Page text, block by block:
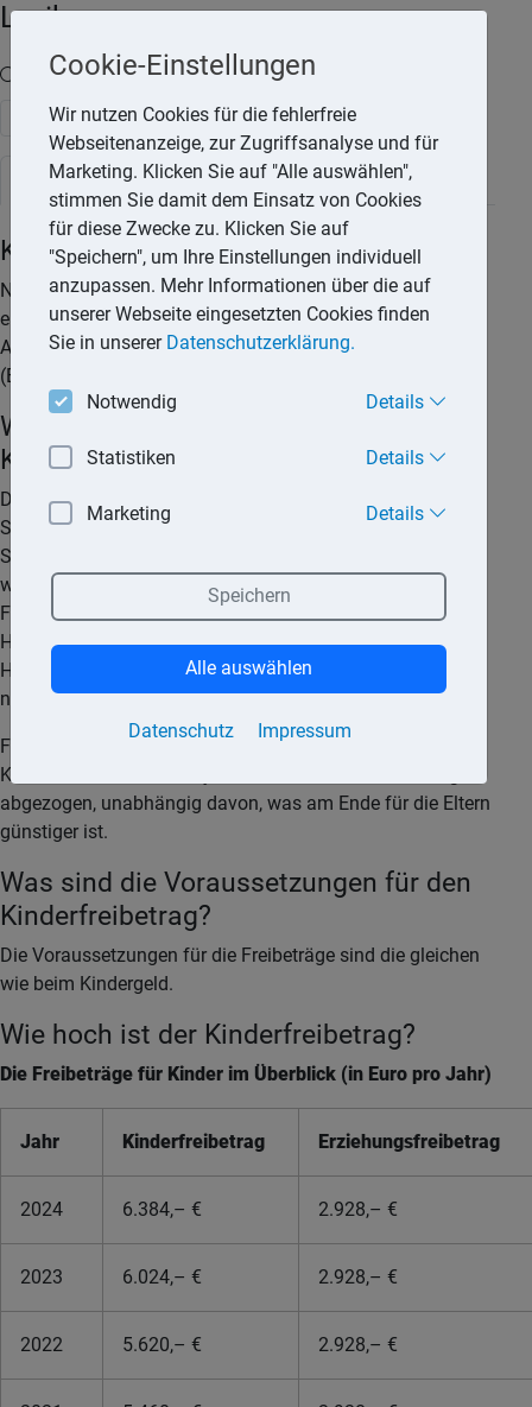
Lexika
Volltext-Suche in den Lexika
Suchen
Steuerlexikon
Kinderfreibetrag
Neben dem Kinderfreibetrag gibt es für jedes Kind noch
einen Freibetrag für den Betreuungs-, Erziehungs- oder
Ausbildungsbedarf des Kindes (BEA-Freibetrag)
(Erziehungsfreibetrag).
Was ist der Unterschied zwischen
Kindergeld und Kinderfreibetrag?
Das Kindergeld ist eine Art Vorauszahlung auf den
Steuervorteil durch die Freibeträge für Kinder. Im
Steuerbescheid rechnet das Finanzamt automatisch aus,
was für die Eltern günstiger ist: das Kindergeld oder die
Freibeträge. In dieser Günstigerprüfung kommt es auf die
Höhe des Einkommens der Eltern an: Ab einer bestimmten
Höhe werden die Freibeträge abgezogen. Für Eltern mit
niedrigerem Einkommen bleibt es beim Kindergeld.
Für die Berechnung von ggf. Solidaritätszuschlag und
Kirchensteuer werden in jedem Fall die Kinderfreibeträge
abgezogen, unabhängig davon, was am Ende für die Eltern
günstiger ist.
Was sind die Voraussetzungen für den
Kinderfreibetrag?
Die Voraussetzungen für die Freibeträge sind die gleichen
wie beim Kindergeld.
Wie hoch ist der Kinderfreibetrag?
Die Freibeträge für Kinder im Überblick (in Euro pro Jahr)
Jahr Kinderfreibetrag Erziehungsfreibetrag
2024 6.384,– € 2.928,– €
2023 6.024,– € 2.928,– €
2022 5.620,– € 2.928,– €
Cookie-Einstellungen
Wir nutzen Cookies für die fehlerfreie
Webseitenanzeige, zur Zugriffsanalyse und für
Marketing. Klicken Sie auf "Alle auswählen",
stimmen Sie damit dem Einsatz von Cookies
für diese Zwecke zu. Klicken Sie auf
"Speichern", um Ihre Einstellungen individuell
anzupassen. Mehr Informationen über die auf
unserer Webseite eingesetzten Cookies finden
Sie in unserer Datenschutzerklärung.
Notwendig Details
Statistiken Details
Marketing Details
Datenschutz Impressum
Speichern
Alle auswählen